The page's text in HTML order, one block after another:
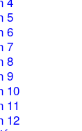
5
6
7
8
9
10
11
12